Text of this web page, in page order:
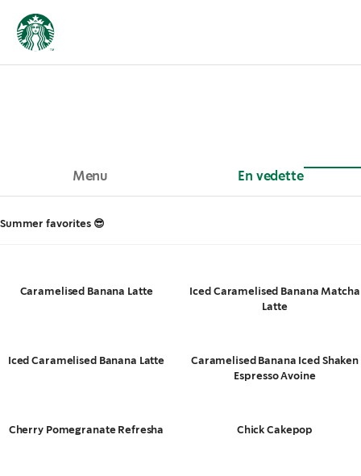
Menu En vedette
Summer favorites 😎
Caramelised Banana Latte
Iced Caramelised Banana Matcha
Latte
Iced Caramelised Banana Latte
Caramelised Banana Iced Shaken
Espresso Avoine
Cherry Pomegranate Refresha Chick Cakepop